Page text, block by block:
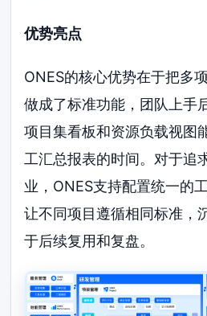
优势亮点
ONES的核心优势在于把多
做成了标准功能，团队上手
项目集看板和资源负载视图
工汇总报表的时间。对于追
业，ONES支持配置统一的
让不同项目遵循相同标准，
于后续复用和复盘。